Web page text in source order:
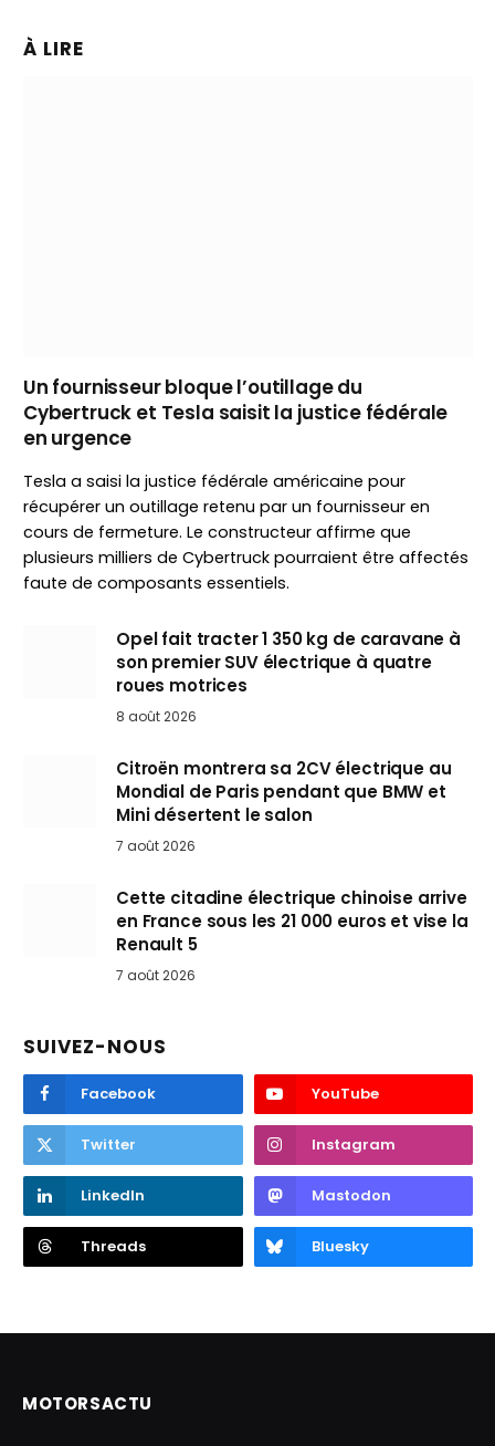
À LIRE
Un fournisseur bloque l’outillage du
Cybertruck et Tesla saisit la justice fédérale
en urgence
Tesla a saisi la justice fédérale américaine pour
récupérer un outillage retenu par un fournisseur en
cours de fermeture. Le constructeur affirme que
plusieurs milliers de Cybertruck pourraient être affectés
faute de composants essentiels.
Opel fait tracter 1 350 kg de caravane à
son premier SUV électrique à quatre
roues motrices
8 août 2026
Citroën montrera sa 2CV électrique au
Mondial de Paris pendant que BMW et
Mini désertent le salon
7 août 2026
Cette citadine électrique chinoise arrive
en France sous les 21 000 euros et vise la
Renault 5
7 août 2026
SUIVEZ-NOUS
Facebook YouTube
Twitter Instagram
LinkedIn Mastodon
Threads Bluesky
MOTORSACTU